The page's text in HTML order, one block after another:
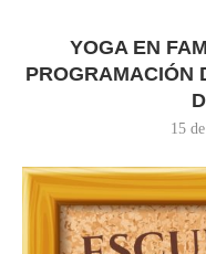
YOGA EN
PROGRAMACIÓN
15